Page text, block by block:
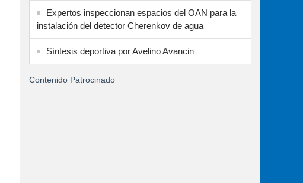
Expertos inspeccionan espacios del OAN para la
instalación del detector Cherenkov de agua
Síntesis deportiva por Avelino Avancin
Contenido Patrocinado